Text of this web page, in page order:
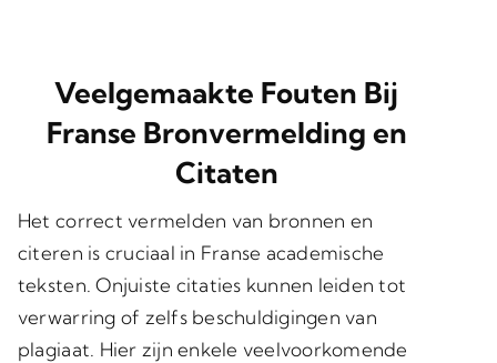
Veelgemaakte Fouten Bij
Franse Bronvermelding en
Citaten
Het correct vermelden van bronnen en
citeren is cruciaal in Franse academische
teksten. Onjuiste citaties kunnen leiden tot
verwarring of zelfs beschuldigingen van
plagiaat. Hier zijn enkele veelvoorkomende